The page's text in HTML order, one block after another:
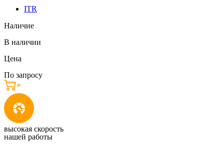
ITR
Наличие
В наличии
Цена
По запросу
высокая скорость
нашей работы